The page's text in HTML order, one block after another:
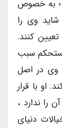
به خصوص
وی را
کنند.
سبب
در اصل
با قرار
ندارد ،
دنیای